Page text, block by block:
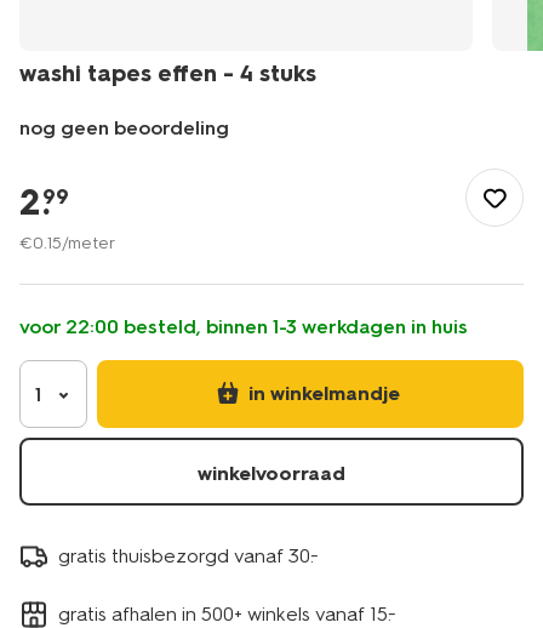
washi tapes effen - 4 stuks
nog geen beoordeling
hobby/knutselen/washi-
tape/washi-
tapes-
-
stuks-
14793286.html
2.
99
€0.15/meter
voor 22:00 besteld, binnen 1-3 werkdagen in huis
1 in winkelmandje
winkelvoorraad
gratis thuisbezorgd vanaf 30.-
gratis afhalen in 500+ winkels vanaf 15.-